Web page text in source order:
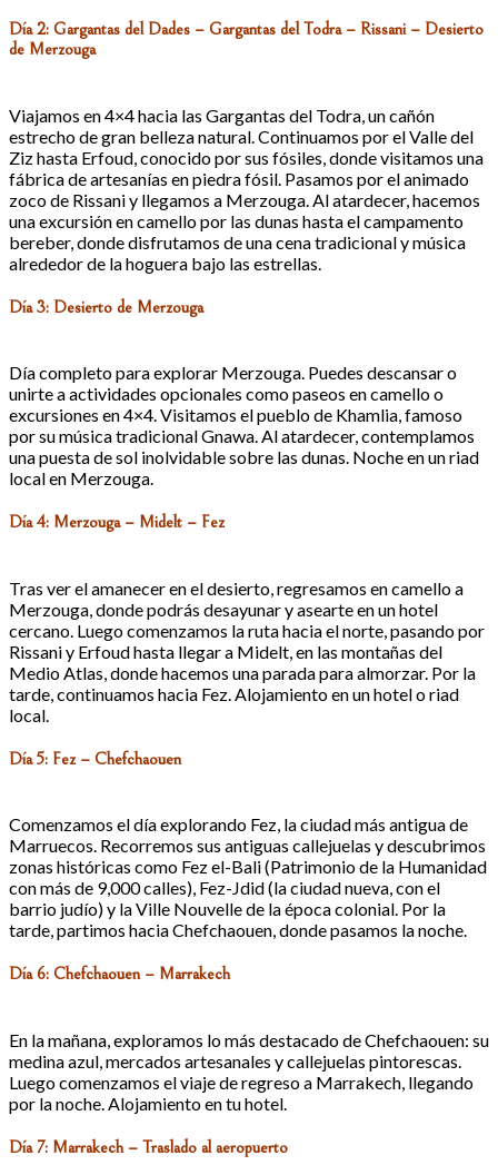
Día 2: Gargantas del Dades – Gargantas del Todra – Rissani – Desierto
de Merzouga
Viajamos en 4×4 hacia las Gargantas del Todra, un cañón
estrecho de gran belleza natural. Continuamos por el Valle del
Ziz hasta Erfoud, conocido por sus fósiles, donde visitamos una
fábrica de artesanías en piedra fósil. Pasamos por el animado
zoco de Rissani y llegamos a Merzouga. Al atardecer, hacemos
una excursión en camello por las dunas hasta el campamento
bereber, donde disfrutamos de una cena tradicional y música
alrededor de la hoguera bajo las estrellas.
Día 3: Desierto de Merzouga
Día completo para explorar Merzouga. Puedes descansar o
unirte a actividades opcionales como paseos en camello o
excursiones en 4×4. Visitamos el pueblo de Khamlia, famoso
por su música tradicional Gnawa. Al atardecer, contemplamos
una puesta de sol inolvidable sobre las dunas. Noche en un riad
local en Merzouga.
Día 4: Merzouga – Midelt – Fez
Tras ver el amanecer en el desierto, regresamos en camello a
Merzouga, donde podrás desayunar y asearte en un hotel
cercano. Luego comenzamos la ruta hacia el norte, pasando por
Rissani y Erfoud hasta llegar a Midelt, en las montañas del
Medio Atlas, donde hacemos una parada para almorzar. Por la
tarde, continuamos hacia Fez. Alojamiento en un hotel o riad
local.
Día 5: Fez – Chefchaouen
Comenzamos el día explorando Fez, la ciudad más antigua de
Marruecos. Recorremos sus antiguas callejuelas y descubrimos
zonas históricas como Fez el-Bali (Patrimonio de la Humanidad
con más de 9,000 calles), Fez-Jdid (la ciudad nueva, con el
barrio judío) y la Ville Nouvelle de la época colonial. Por la
tarde, partimos hacia Chefchaouen, donde pasamos la noche.
Día 6: Chefchaouen – Marrakech
En la mañana, exploramos lo más destacado de Chefchaouen: su
medina azul, mercados artesanales y callejuelas pintorescas.
Luego comenzamos el viaje de regreso a Marrakech, llegando
por la noche. Alojamiento en tu hotel.
Día 7: Marrakech – Traslado al aeropuerto